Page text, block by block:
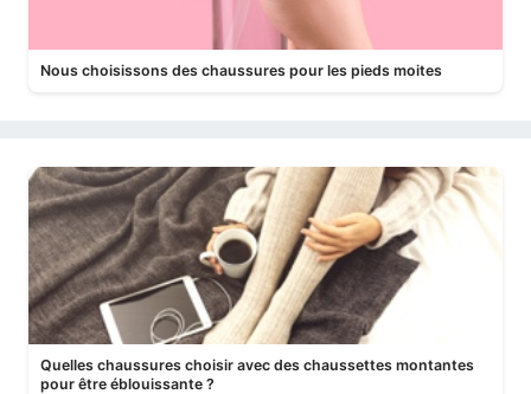
Nous choisissons des chaussures pour les pieds moites
Quelles chaussures choisir avec des chaussettes montantes
pour être éblouissante ?